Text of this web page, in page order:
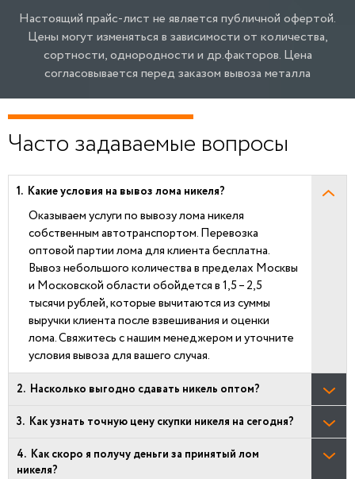
Настоящий прайс-лист не является публичной офертой.
Цены могут изменяться в зависимости от количества,
сортности, однородности и др.факторов. Цена
согласовывается перед заказом вывоза металла
Часто задаваемые вопросы
Какие условия на вывоз лома никеля?
Оказываем услуги по вывозу лома никеля
собственным автотранспортом. Перевозка
оптовой партии лома для клиента бесплатна.
Вывоз небольшого количества в пределах Москвы
и Московской области обойдется в 1,5 – 2,5
тысячи рублей, которые вычитаются из суммы
выручки клиента после взвешивания и оценки
лома. Свяжитесь с нашим менеджером и уточните
условия вывоза для вашего случая.
Насколько выгодно сдавать никель оптом?
Как узнать точную цену скупки никеля на сегодня?
Как скоро я получу деньги за принятый лом
никеля?